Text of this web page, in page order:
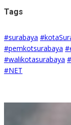
Tags
#surabaya
#pemkotsurabaya
#walikotasurabaya
#NET